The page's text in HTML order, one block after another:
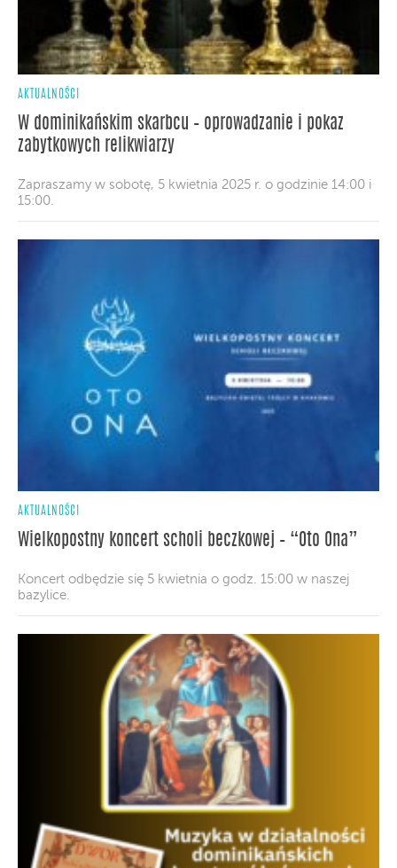
AKTUALNOŚCI
W dominikańskim skarbcu – oprowadzanie i pokaz
zabytkowych relikwiarzy
Zapraszamy w sobotę, 5 kwietnia 2025 r. o godzinie 14:00 i
15:00.
AKTUALNOŚCI
Wielkopostny koncert scholi beczkowej – “Oto Ona”
Koncert odbędzie się 5 kwietnia o godz. 15:00 w naszej
bazylice.